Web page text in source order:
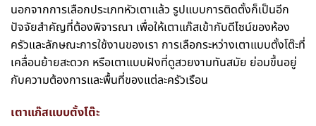
นอกจากการเลือกประเภทหัวเตาแล้ว รูปแบบการติดตั้งก็เป็นอีก
ปัจจัยสำคัญที่ต้องพิจารณา เพื่อให้เตาแก๊สเข้ากับดีไซน์ของห้อง
ครัวและลักษณะการใช้งานของเรา การเลือกระหว่างเตาแบบตั้งโต๊ะที่
เคลื่อนย้ายสะดวก หรือเตาแบบฝังที่ดูสวยงามทันสมัย ย่อมขึ้นอยู่
กับความต้องการและพื้นที่ของแต่ละครัวเรือน
เตาแก๊สแบบตั้งโต๊ะ